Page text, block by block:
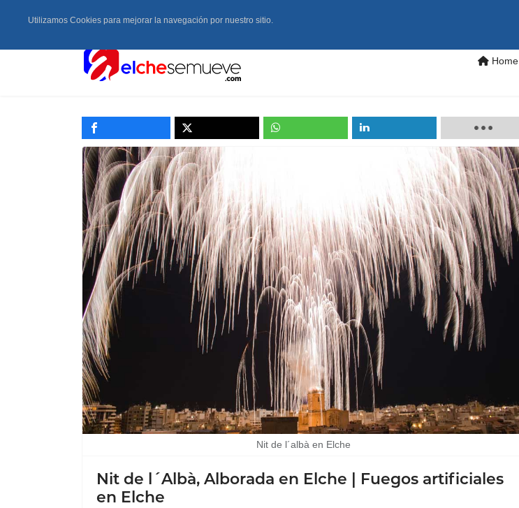
Home
Nit de l´albà en Elche
Nit de l´Albà, Alborada en Elche | Fuegos artificiales
en Elche
Utilizamos Cookies para mejorar la navegación por nuestro sitio.